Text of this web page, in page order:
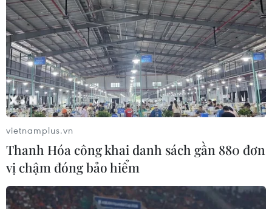
Thổ Nhĩ Kỳ phản ứng trước quyết định về
vụ thảm sát người Armenia
23/02/2018 10:35
Thổ Nhĩ Kỳ đã chỉ trích quyết định của Hạ viện Hà Lan
sau khi Hạ viện nước này bỏ phiếu thông qua kiến nghị
công nhận cuộc thảm sát người Armenia dưới thời đế
chế Ottoman là "tội ác diệt chủng."
vietnamplus.vn
Thanh Hóa công khai danh sách gần 880 đơn
vị chậm đóng bảo hiểm